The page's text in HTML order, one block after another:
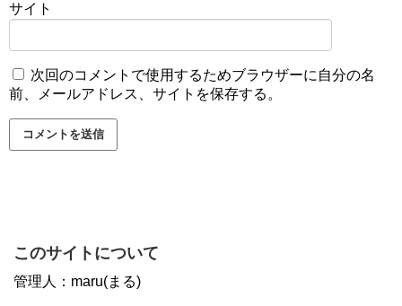
サイト
次回のコメントで使用するためブラウザーに自分の名
前、メールアドレス、サイトを保存する。
このサイトについて
管理人：maru(まる)